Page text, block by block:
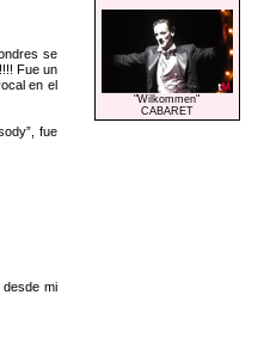
se
Fue un
en el
fue
mi
"Wilkommen"
CABARET